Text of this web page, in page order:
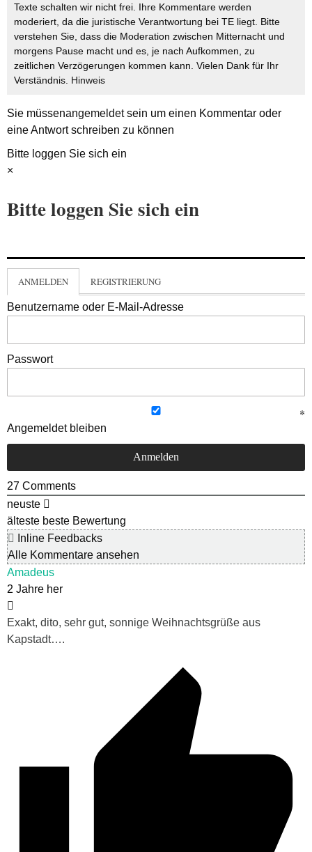
Texte schalten wir nicht frei. Ihre Kommentare werden
moderiert, da die juristische Verantwortung bei TE liegt. Bitte
verstehen Sie, dass die Moderation zwischen Mitternacht und
morgens Pause macht und es, je nach Aufkommen, zu
zeitlichen Verzögerungen kommen kann. Vielen Dank für Ihr
Verständnis. Hinweis
Sie müssenangemeldetsein um einen Kommentar oder
eine Antwort schreiben zu können
Bitte loggen Sie sich ein
×
Bitte loggen Sie sich ein
ANMELDEN REGISTRIERUNG
Benutzername oder E-Mail-Adresse
Passwort
Angemeldet bleiben
27 Comments
neuste
älteste beste Bewertung
Inline Feedbacks
Alle Kommentare ansehen
Amadeus
2 Jahre her
Exakt, dito, sehr gut, sonnige Weihnachtsgrüße aus
Kapstadt….